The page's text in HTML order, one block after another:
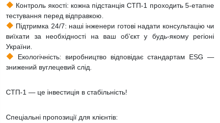
Контроль якості: кожна підстанція СТП-1 проходить 5-етапне
тестування перед відправкою.
Підтримка 24/7: наші інженери готові надати консультацію чи
виїхати за необхідності на ваш об’єкт у будь-якому регіоні
України.
Екологічність: виробництво відповідає стандартам ESG —
знижений вуглецевий слід.
СТП-1 — це інвестиція в стабільність!
Спеціальні пропозиції для клієнтів: